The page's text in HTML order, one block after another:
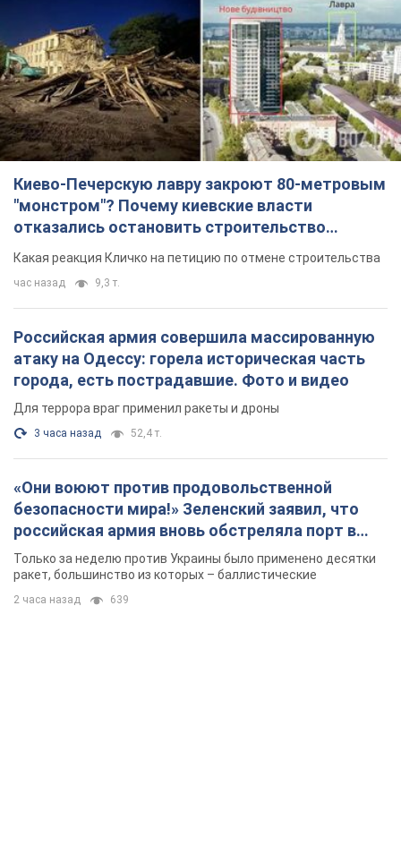
Киево-Печерскую лавру закроют 80-метровым
"монстром"? Почему киевские власти
отказались остановить строительство
небоскреба "московского верующего"
Какая реакция Кличко на петицию по отмене строительства
час назад 9,3 т.
Российская армия совершила массированную
атаку на Одессу: горела историческая часть
города, есть пострадавшие. Фото и видео
Для террора враг применил ракеты и дроны
3 часа назад 52,4 т.
«Они воюют против продовольственной
безопасности мира!» Зеленский заявил, что
российская армия вновь обстреляла порт в
Одессе
Только за неделю против Украины было применено десятки
ракет, большинство из которых – баллистические
2 часа назад 639